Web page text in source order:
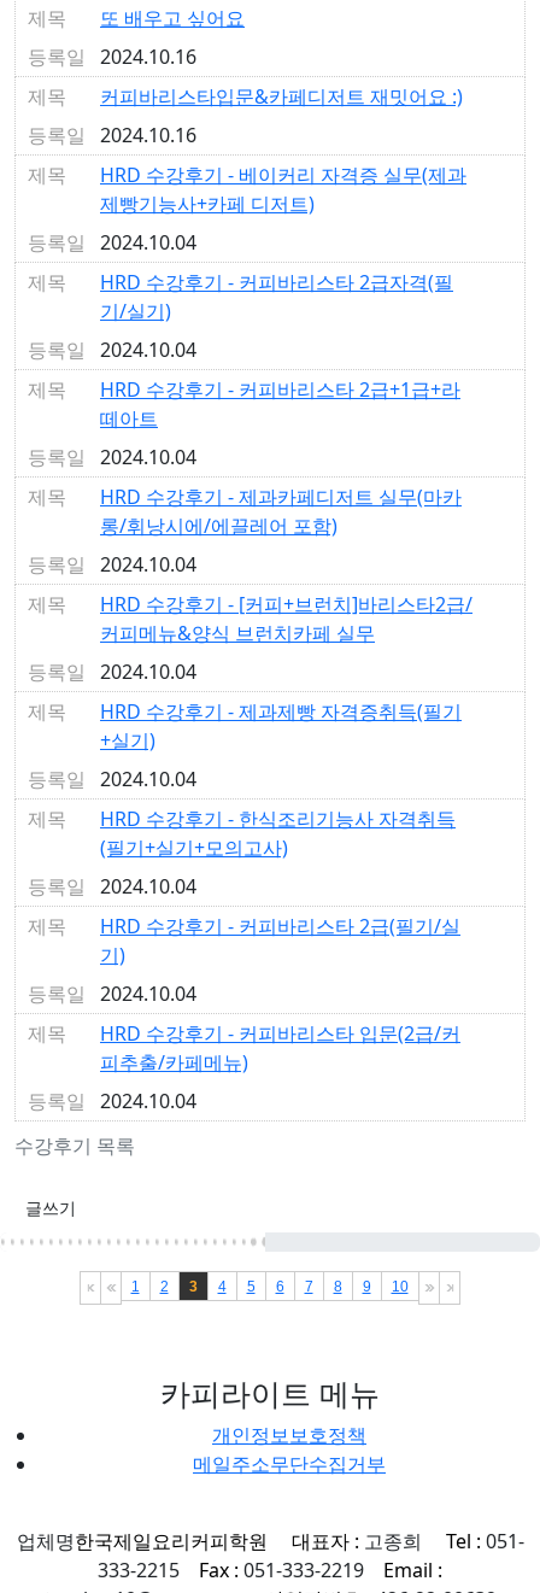
수강후기 목록
또 배우고 싶어요
2024.10.16
커피바리스타입문&카페디저트 재밋어요 :)
2024.10.16
HRD 수강후기 - 베이커리 자격증 실무(제과
제빵기능사+카페 디저트)
2024.10.04
HRD 수강후기 - 커피바리스타 2급자격(필
기/실기)
2024.10.04
HRD 수강후기 - 커피바리스타 2급+1급+라
떼아트
2024.10.04
HRD 수강후기 - 제과카페디저트 실무(마카
롱/휘낭시에/에끌레어 포함)
2024.10.04
HRD 수강후기 - [커피+브런치]바리스타2급/
커피메뉴&양식 브런치카페 실무
2024.10.04
HRD 수강후기 - 제과제빵 자격증취득(필기
+실기)
2024.10.04
HRD 수강후기 - 한식조리기능사 자격취득
(필기+실기+모의고사)
2024.10.04
HRD 수강후기 - 커피바리스타 2급(필기/실
기)
2024.10.04
HRD 수강후기 - 커피바리스타 입문(2급/커
피추출/카페메뉴)
2024.10.04
글쓰기
1 2 3 4 5 6 7 8 9 10
카피라이트 메뉴
개인정보보호정책
메일주소무단수집거부
업체명한국제일요리커피학원 대표자 : 고종희 Tel : 051-
333-2215
Fax : 051-333-2219
Email :